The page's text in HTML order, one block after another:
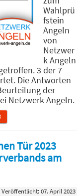
Wahlprü
fstein
Angeln
von
Netzwer
k Angeln
3 der 7
Die Antworten
der
Netzwerk Angeln.
Tür 2023
am
Veröffentlicht: 07. April 2023